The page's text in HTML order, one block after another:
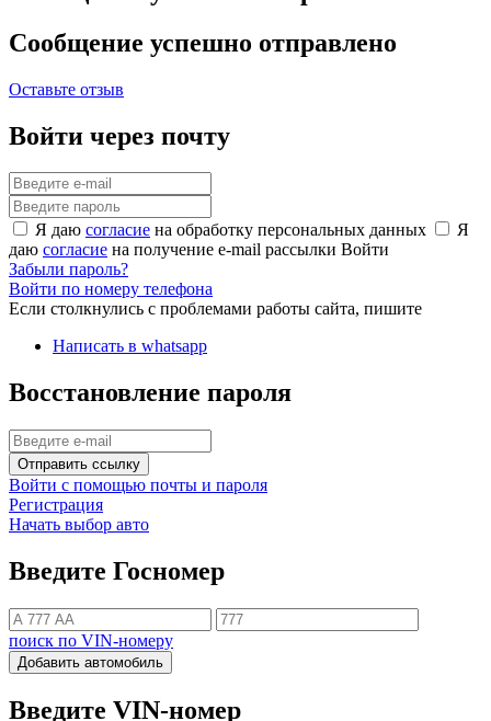
Сообщение успешно отправлено
Оставьте отзыв
Войти через почту
Я даю согласие на обработку персональных данных
Я
даю согласие на получение e-mail рассылки Войти
Забыли пароль?
Войти по номеру телефона
Если столкнулись с проблемами работы сайта, пишите
Написать в whatsapp
Восстановление пароля
Отправить ссылку
Войти с помощью почты и пароля
Регистрация
Начать выбор авто
Введите Госномер
поиск по VIN-номеру
Добавить автомобиль
Введите VIN-номер